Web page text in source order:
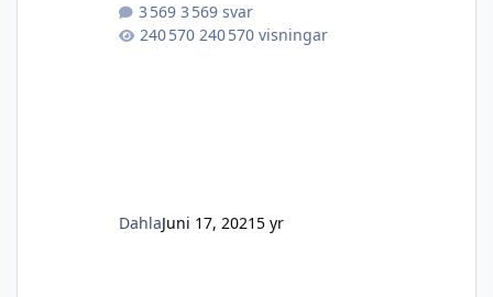
3 569 svar
240 570 visningar
DahlaJuni 17, 20215 yr